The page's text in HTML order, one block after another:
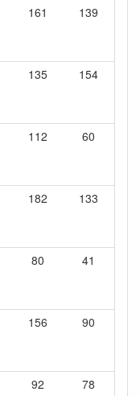
161 139
135 154
112 60
182 133
80 41
156 90
92 78